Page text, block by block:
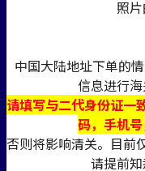
照
中国大陆地址下单的
信息进行
请填写与二代身份证一
码，手机号
否则将影响清关。目前
请提前知